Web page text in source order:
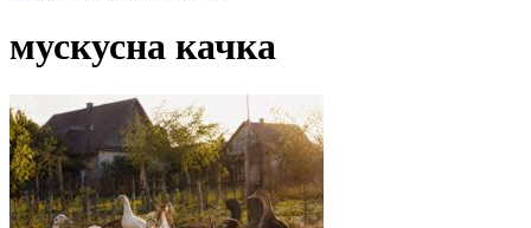
мускусна качка